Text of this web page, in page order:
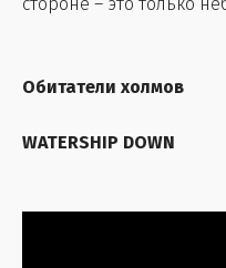
Обитатели холмов
WATERSHIP DOWN